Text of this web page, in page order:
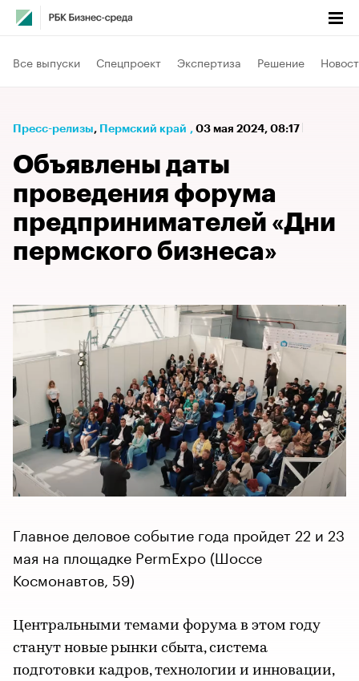
Все выпуски Спецпроект Экспертиза Решение
Пресс-релизы⁠, Пермский край , 03 мая 2024, 08:17
Объявлены даты
проведения форума
предпринимателей «Дни
пермского бизнеса»
Главное деловое событие года пройдет 22 и 23
мая на площадке PermExpo (Шоссе
Космонавтов, 59)
Центральными темами форума в этом году
станут новые рынки сбыта, система
подготовки кадров, технологии и инновации,